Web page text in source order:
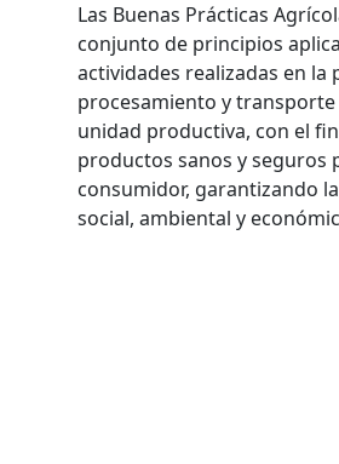
Las Buenas Prácticas
conjunto de principios
actividades realizadas en la
procesamiento y
unidad productiva, con el
productos sanos y seguros
consumidor, garantizando
social, ambiental y